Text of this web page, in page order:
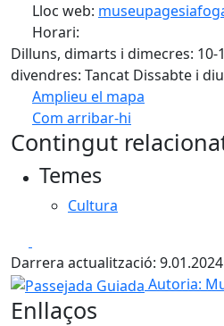
Lloc web:
Horari:
Dilluns, dimarts i dimecres: 10-
divendres: Tancat Dissabte i
Amplieu el mapa
Com arribar-hi
+
Contingut
Temes
Cultura
Darrera actualització:
Passejada Guiada
Autoria:
Enllaços